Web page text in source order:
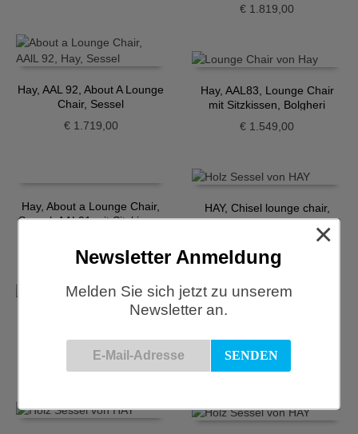
€ 1.819,00
Hay, AAL 92, About A Lounge
Chair, Sessel
€1.719,00
Hay, AAL83, Lounge Chair
mit Sitzkissen, Bolgheri
€ 1.549,00
Hay, About a Lounge Chair,
Sessel, AAL91 mit Sitzkissen
HAY, Chisel lounge chair,
Bordeaux
Eiche/Hallingdal 407
1.209,00
Grasgrün
€589,00
Newsletter Anmeldung
Melden Sie sich jetzt zu unserem
Newsletter an.
×